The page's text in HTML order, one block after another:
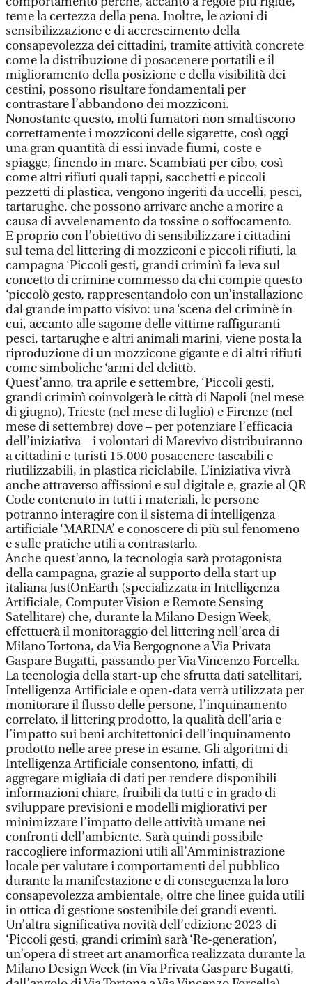
teme la certezza della pena. Inoltre, le azioni di
sensibilizzazione e di accrescimento della
consapevolezza dei cittadini, tramite attività concrete
come la distribuzione di posacenere portatili e il
miglioramento della posizione e della visibilità dei
cestini, possono risultare fondamentali per
contrastare l’abbandono dei mozziconi.
Nonostante questo, molti fumatori non smaltiscono
correttamente i mozziconi delle sigarette, così oggi
una gran quantità di essi invade fiumi, coste e
spiagge, finendo in mare. Scambiati per cibo, così
come altri rifiuti quali tappi, sacchetti e piccoli
pezzetti di plastica, vengono ingeriti da uccelli, pesci,
tartarughe, che possono arrivare anche a morire a
causa di avvelenamento da tossine o soffocamento.
E proprio con l’obiettivo di sensibilizzare i cittadini
sul tema del littering di mozziconi e piccoli rifiuti, la
campagna ‘Piccoli gesti, grandi criminì fa leva sul
concetto di crimine commesso da chi compie questo
‘piccolò gesto, rappresentandolo con un’installazione
dal grande impatto visivo: una ‘scena del criminè in
cui, accanto alle sagome delle vittime raffiguranti
pesci, tartarughe e altri animali marini, viene posta la
riproduzione di un mozzicone gigante e di altri rifiuti
come simboliche ‘armi del delittò.
Quest’anno, tra aprile e settembre, ‘Piccoli gesti,
grandi criminì coinvolgerà le città di Napoli (nel mese
di giugno), Trieste (nel mese di luglio) e Firenze (nel
mese di settembre) dove – per potenziare l’efficacia
dell’iniziativa – i volontari di Marevivo distribuiranno
a cittadini e turisti 15.000 posacenere tascabili e
riutilizzabili, in plastica riciclabile. L’iniziativa vivrà
anche attraverso affissioni e sul digitale e, grazie al QR
Code contenuto in tutti i materiali, le persone
potranno interagire con il sistema di intelligenza
artificiale ‘MARINA’ e conoscere di più sul fenomeno
e sulle pratiche utili a contrastarlo.
Anche quest’anno, la tecnologia sarà protagonista
della campagna, grazie al supporto della start up
italiana JustOnEarth (specializzata in Intelligenza
Artificiale, Computer Vision e Remote Sensing
Satellitare) che, durante la Milano Design Week,
effettuerà il monitoraggio del littering nell’area di
Milano Tortona, da Via Bergognone a Via Privata
Gaspare Bugatti, passando per Via Vincenzo Forcella.
La tecnologia della start-up che sfrutta dati satellitari,
Intelligenza Artificiale e open-data verrà utilizzata per
monitorare il flusso delle persone, l’inquinamento
correlato, il littering prodotto, la qualità dell’aria e
l’impatto sui beni architettonici dell’inquinamento
prodotto nelle aree prese in esame. Gli algoritmi di
Intelligenza Artificiale consentono, infatti, di
aggregare migliaia di dati per rendere disponibili
informazioni chiare, fruibili da tutti e in grado di
sviluppare previsioni e modelli migliorativi per
minimizzare l’impatto delle attività umane nei
confronti dell’ambiente. Sarà quindi possibile
raccogliere informazioni utili all’Amministrazione
locale per valutare i comportamenti del pubblico
durante la manifestazione e di conseguenza la loro
consapevolezza ambientale, oltre che linee guida utili
in ottica di gestione sostenibile dei grandi eventi.
Un’altra significativa novità dell’edizione 2023 di
‘Piccoli gesti, grandi criminì sarà ‘Re-generation’,
un’opera di street art anamorfica realizzata durante la
Milano Design Week (in Via Privata Gaspare Bugatti,